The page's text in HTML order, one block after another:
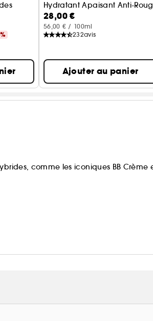
Hydratant Apaisant Anti-
28,00 €
56,00 € / 100ml
232avis
Ajouter au panier
comme les iconiques BB Crème
vous faire redécouvrir votre peau.